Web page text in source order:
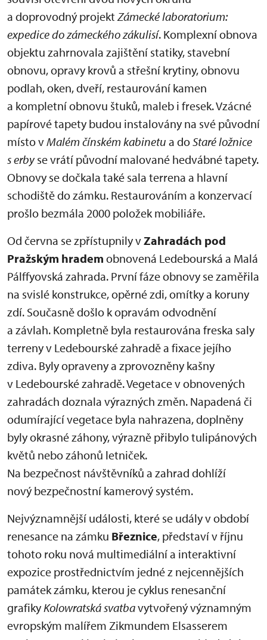
a doprovodný projektZámecké laboratorium:
expedice do zámeckého zákulisí. Komplexní obnova
objektu zahrnovala zajištění statiky, stavební
obnovu, opravy krovů a střešní krytiny, obnovu
podlah, oken, dveří, restaurování kamen
a kompletní obnovu štuků, maleb i fresek. Vzácné
papírové tapety budou instalovány na své původní
místo vMalém čínském kabinetu a doStaré ložnice
s erbyse vrátí původní malované hedvábné tapety.
Obnovy se dočkala také sala terrena a hlavní
schodiště do zámku. Restaurováním a konzervací
prošlo bezmála 2000 položek mobiliáře.
Od června se zpřístupnily vZahradách pod
Pražským hradem obnovená Ledebourská a Malá
Pálffyovská zahrada. První fáze obnovy se zaměřila
na svislé konstrukce, opěrné zdi, omítky a koruny
zdí. Současně došlo k opravám odvodnění
a závlah. Kompletně byla restaurována freska saly
terreny v Ledebourské zahradě a fixace jejího
zdiva. Byly opraveny a zprovozněny kašny
v Ledebourské zahradě. Vegetace v obnovených
zahradách doznala výrazných změn. Napadená či
odumírající vegetace byla nahrazena, doplněny
byly okrasné záhony, výrazně přibylo tulipánových
květů nebo záhonů letniček.
Na bezpečnost návštěvníků a zahrad dohlíží
nový bezpečnostní kamerový systém.
Nejvýznamnější události, které se udály v období
renesance na zámku Březnice, představí v říjnu
tohoto roku nová multimediální a interaktivní
expozice prostřednictvím jedné z nejcennějších
památek zámku, kterou je cyklus renesanční
grafikyKolowratská svatbavytvořený významným
evropským malířem Zikmundem Elsasserem